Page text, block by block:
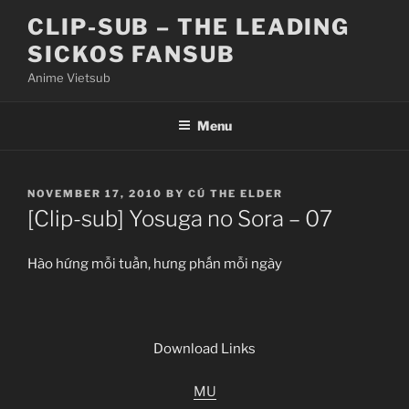
content
CLIP-SUB – THE LEADING
SICKOS FANSUB
Anime Vietsub
Menu
POSTED
ON
NOVEMBER 17, 2010 BY CÚ THE ELDER
[Clip-sub] Yosuga no Sora – 07
Hào hứng mỗi tuần, hưng phấn mỗi ngày
Download Links
MU